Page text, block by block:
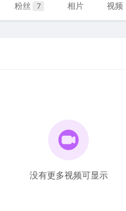
粉丝 7 相片 视频
没有更多视频可显示